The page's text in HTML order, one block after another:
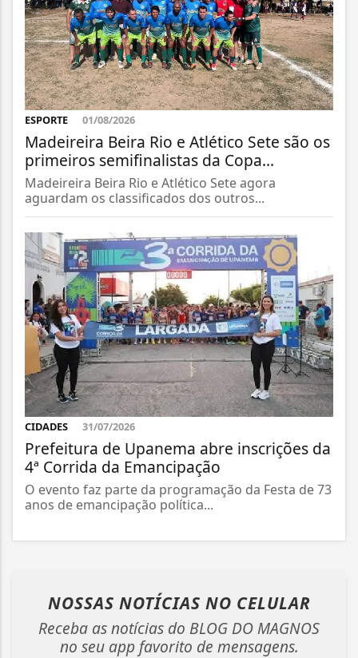
ESPORTE 01/08/2026
Madeireira Beira Rio e Atlético Sete são os
primeiros semifinalistas da Copa...
Madeireira Beira Rio e Atlético Sete agora
aguardam os classificados dos outros...
CIDADES 31/07/2026
Prefeitura de Upanema abre inscrições da
4ª Corrida da Emancipação
O evento faz parte da programação da Festa de 73
anos de emancipação política...
NOSSAS NOTÍCIAS NO CELULAR
Receba as notícias do BLOG DO MAGNOS
no seu app favorito de mensagens.